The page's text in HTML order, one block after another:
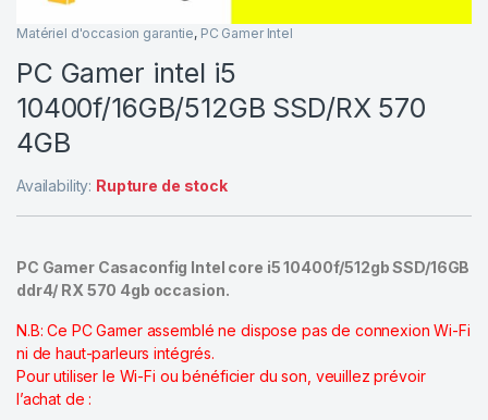
Matériel d'occasion garantie, PC Gamer Intel
PC Gamer intel i5
10400f/16GB/512GB SSD/RX 570
4GB
Availability: Rupture de stock
PC Gamer Casaconfig Intel core i5 10400f/512gb SSD/16GB
ddr4/ RX 570 4gb occasion.
N.B: Ce PC Gamer assemblé ne dispose pas de connexion Wi-Fi
ni de haut-parleurs intégrés.
Pour utiliser le Wi-Fi ou bénéficier du son, veuillez prévoir
l’achat de :